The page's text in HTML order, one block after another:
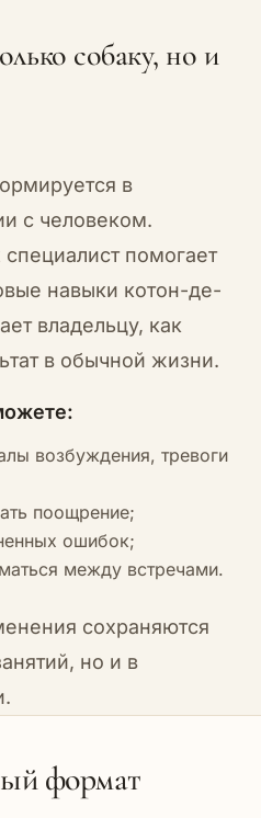
собаку, но и
в
с человеком.
помогает
навыки котон-де-
владельцу, как
в обычной жизни.
возбуждения, тревоги
поощрение;
ошибок;
между встречами.
сохраняются
но и в
формат